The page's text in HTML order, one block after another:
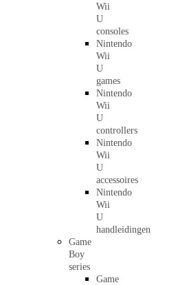
Wii
U
consoles
Nintendo
Wii
U
games
Nintendo
Wii
U
controllers
Nintendo
Wii
U
accessoires
Nintendo
Wii
U
handleidingen
Game
Boy
series
Game